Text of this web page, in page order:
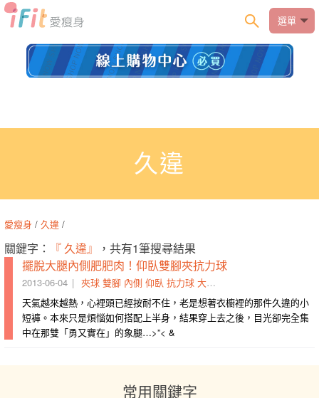
選單
久違
愛瘦身 / 久違 /
關鍵字： 『 久違』
，共有1筆搜尋結果
擺脫大腿內側肥肥肉！仰臥雙腳夾抗力球
2013-06-04 夾球 雙腳 內側 仰臥 抗力球 大腿
天氣越來越熱，心裡頭已經按耐不住，老是想著衣櫥裡的那件久違的小
短褲。本來只是煩惱如何搭配上半身，結果穿上去之後，目光卻完全集
中在那雙「勇又實在」的象腿…>”< &
常用關鍵字